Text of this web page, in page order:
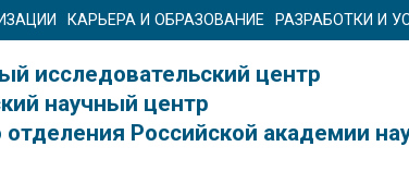
КАРЬЕРА И ОБРАЗОВАНИЕ РАЗРАБОТКИ И
исследовательский центр
научный центр
отделения Российской академии